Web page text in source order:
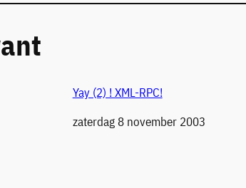
Yay (2) ! XML-RPC!
Datum
zaterdag 8 november 2003